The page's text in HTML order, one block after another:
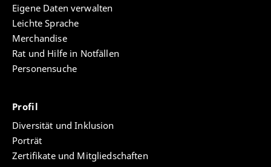
Eigene Daten verwalten
Leichte Sprache
Merchandise
Rat und Hilfe in Notfällen
Personensuche
Profil
Diversität und Inklusion
Porträt
Zertifikate und Mitgliedschaften